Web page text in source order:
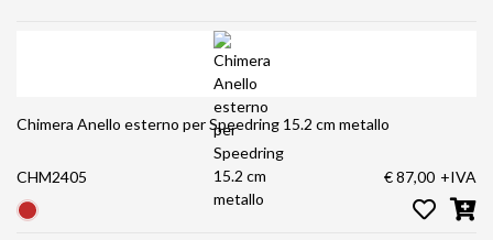
Chimera Anello esterno per Speedring 15.2 cm metallo
CHM2405 € 87,00 +IVA